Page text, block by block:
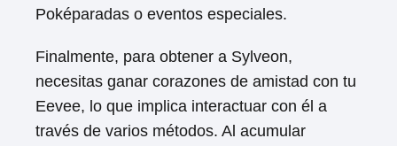
Poképaradas o eventos especiales.
Finalmente, para obtener a Sylveon,
necesitas ganar corazones de amistad con tu
Eevee, lo que implica interactuar con él a
través de varios métodos. Al acumular